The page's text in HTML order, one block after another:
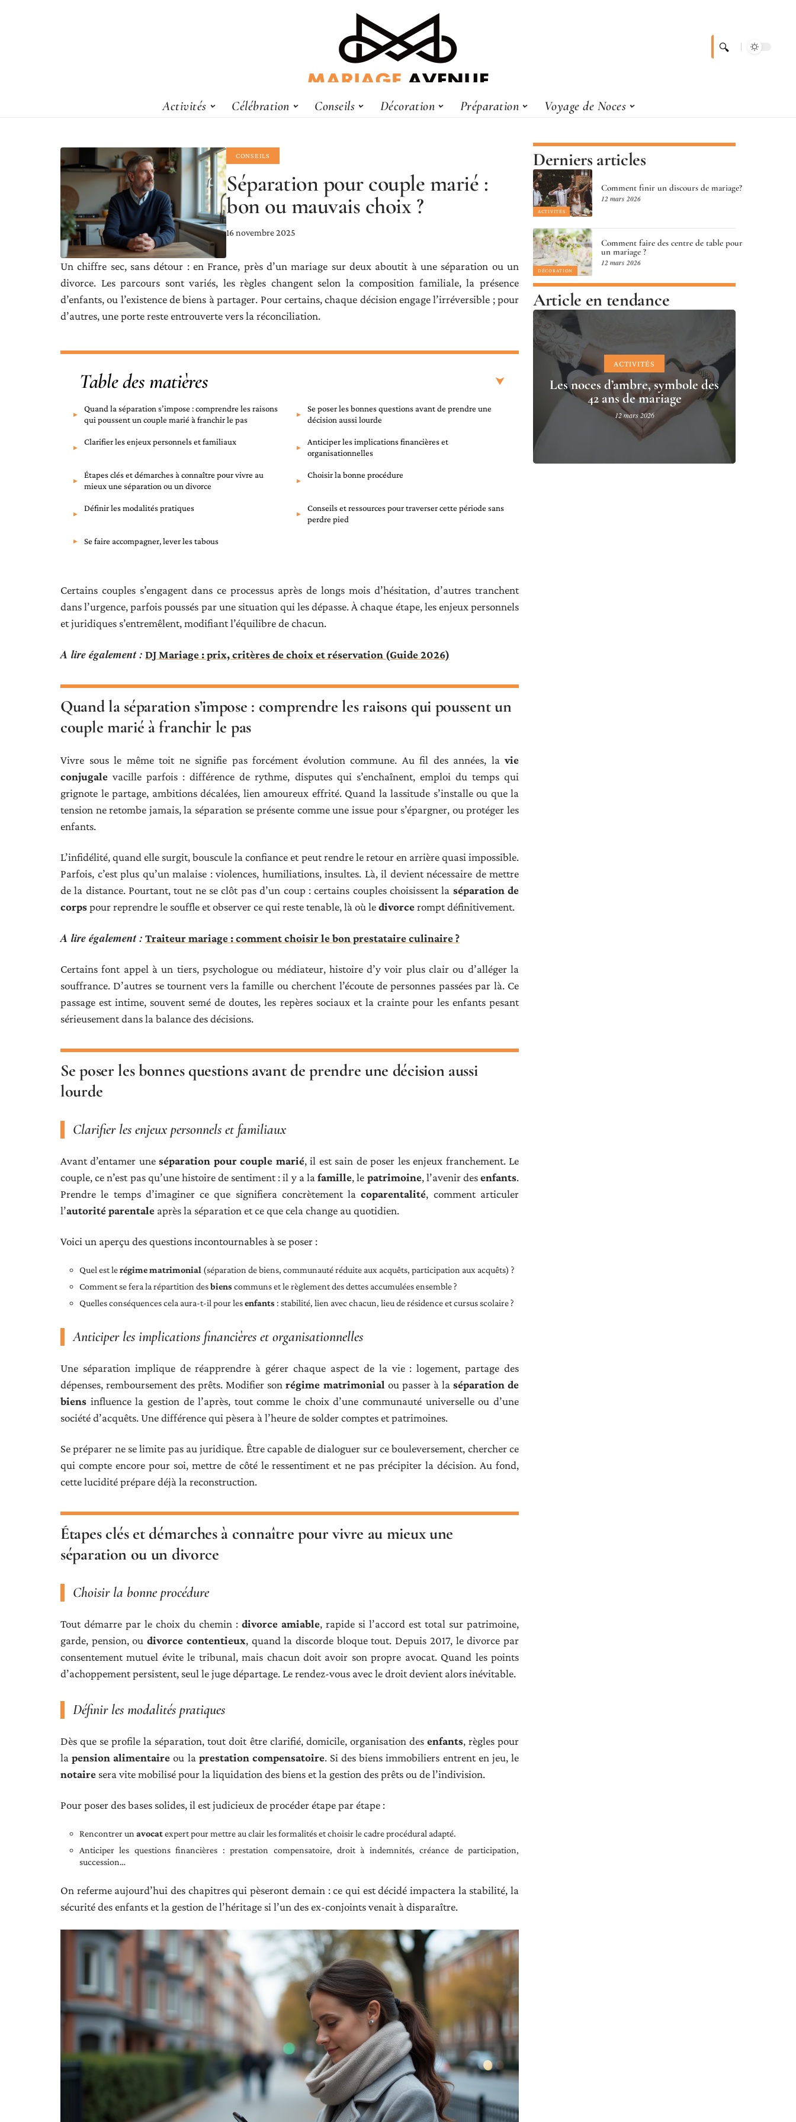
Activités Célébration Conseils Décoration Préparation Voyage de Noces
CONSEILS
Séparation pour couple marié :
bon ou mauvais choix ?
16 novembre 2025
Un chiffre sec, sans détour : en France, près d’un mariage sur deux aboutit à une séparation ou un
divorce. Les parcours sont variés, les règles changent selon la composition familiale, la présence
d’enfants, ou l’existence de biens à partager. Pour certains, chaque décision engage l’irréversible ; pour
d’autres, une porte reste entrouverte vers la réconciliation.
Table des matières
Quand la séparation s’impose : comprendre les raisons
qui poussent un couple marié à franchir le pas
Se poser les bonnes questions avant de prendre une
décision aussi lourde
Clarifier les enjeux personnels et familiaux
Anticiper les implications financières et
organisationnelles
Étapes clés et démarches à connaître pour vivre au
mieux une séparation ou un divorce
Choisir la bonne procédure
Définir les modalités pratiques
Conseils et ressources pour traverser cette période sans
perdre pied
Se faire accompagner, lever les tabous
Certains couples s’engagent dans ce processus après de longs mois d’hésitation, d’autres tranchent
dans l’urgence, parfois poussés par une situation qui les dépasse. À chaque étape, les enjeux personnels
et juridiques s’entremêlent, modifiant l’équilibre de chacun.
A lire également : DJ Mariage : prix, critères de choix et réservation (Guide 2026)
Quand la séparation s’impose : comprendre les raisons qui poussent un
couple marié à franchir le pas
Vivre sous le même toit ne signifie pas forcément évolution commune. Au fil des années, la vie
conjugale vacille parfois : différence de rythme, disputes qui s’enchaînent, emploi du temps qui
grignote le partage, ambitions décalées, lien amoureux effrité. Quand la lassitude s’installe ou que la
tension ne retombe jamais, la séparation se présente comme une issue pour s’épargner, ou protéger les
enfants.
L’infidélité, quand elle surgit, bouscule la confiance et peut rendre le retour en arrière quasi impossible.
Parfois, c’est plus qu’un malaise : violences, humiliations, insultes. Là, il devient nécessaire de mettre
de la distance. Pourtant, tout ne se clôt pas d’un coup : certains couples choisissent la séparation de
corpspour reprendre le souffle et observer ce qui reste tenable, là où ledivorcerompt définitivement.
A lire également : Traiteur mariage : comment choisir le bon prestataire culinaire ?
Certains font appel à un tiers, psychologue ou médiateur, histoire d’y voir plus clair ou d’alléger la
souffrance. D’autres se tournent vers la famille ou cherchent l’écoute de personnes passées par là. Ce
passage est intime, souvent semé de doutes, les repères sociaux et la crainte pour les enfants pesant
sérieusement dans la balance des décisions.
Se poser les bonnes questions avant de prendre une décision aussi
lourde
Clarifier les enjeux personnels et familiaux
Avant d’entamer uneséparation pour couple marié, il est sain de poser les enjeux franchement. Le
couple, ce n’est pas qu’une histoire de sentiment : il y a lafamille, le patrimoine, l’avenir desenfants.
Prendre le temps d’imaginer ce que signifiera concrètement lacoparentalité, comment articuler
l’autorité parentale après la séparation et ce que cela change au quotidien.
Voici un aperçu des questions incontournables à se poser :
Quel est lerégime matrimonial (séparation de biens, communauté réduite aux acquêts, participation aux acquêts) ?
Comment se fera la répartition desbiens communs et le règlement des dettes accumulées ensemble ?
Quelles conséquences cela aura-t-il pour lesenfants : stabilité, lien avec chacun, lieu de résidence et cursus scolaire ?
Anticiper les implications financières et organisationnelles
Une séparation implique de réapprendre à gérer chaque aspect de la vie : logement, partage des
dépenses, remboursement des prêts. Modifier sonrégime matrimonial ou passer à la séparation de
biens influence la gestion de l’après, tout comme le choix d’une communauté universelle ou d’une
société d’acquêts. Une différence qui pèsera à l’heure de solder comptes et patrimoines.
Se préparer ne se limite pas au juridique. Être capable de dialoguer sur ce bouleversement, chercher ce
qui compte encore pour soi, mettre de côté le ressentiment et ne pas précipiter la décision. Au fond,
cette lucidité prépare déjà la reconstruction.
Étapes clés et démarches à connaître pour vivre au mieux une
séparation ou un divorce
Choisir la bonne procédure
Tout démarre par le choix du chemin : divorce amiable, rapide si l’accord est total sur patrimoine,
garde, pension, oudivorce contentieux, quand la discorde bloque tout. Depuis 2017, le divorce par
consentement mutuel évite le tribunal, mais chacun doit avoir son propre avocat. Quand les points
d’achoppement persistent, seul le juge départage. Le rendez-vous avec le droit devient alors inévitable.
Définir les modalités pratiques
Dès que se profile la séparation, tout doit être clarifié, domicile, organisation des enfants, règles pour
lapension alimentaire ou la prestation compensatoire. Si des biens immobiliers entrent en jeu, le
notaire sera vite mobilisé pour la liquidation des biens et la gestion des prêts ou de l’indivision.
Pour poser des bases solides, il est judicieux de procéder étape par étape :
Rencontrer un avocatexpert pour mettre au clair les formalités et choisir le cadre procédural adapté.
Anticiper les questions financières : prestation compensatoire, droit à indemnités, créance de participation,
succession…
On referme aujourd’hui des chapitres qui pèseront demain : ce qui est décidé impactera la stabilité, la
sécurité des enfants et la gestion de l’héritage si l’un des ex-conjoints venait à disparaître.
Derniers articles
ACTIVITÉS
Comment finir un discours de mariage?
12 mars 2026
DÉCORATION
Comment faire des centre de table pour
un mariage ?
12 mars 2026
Article en tendance
ACTIVITÉS
Les noces d’ambre, symbole des
42 ans de mariage
12 mars 2026